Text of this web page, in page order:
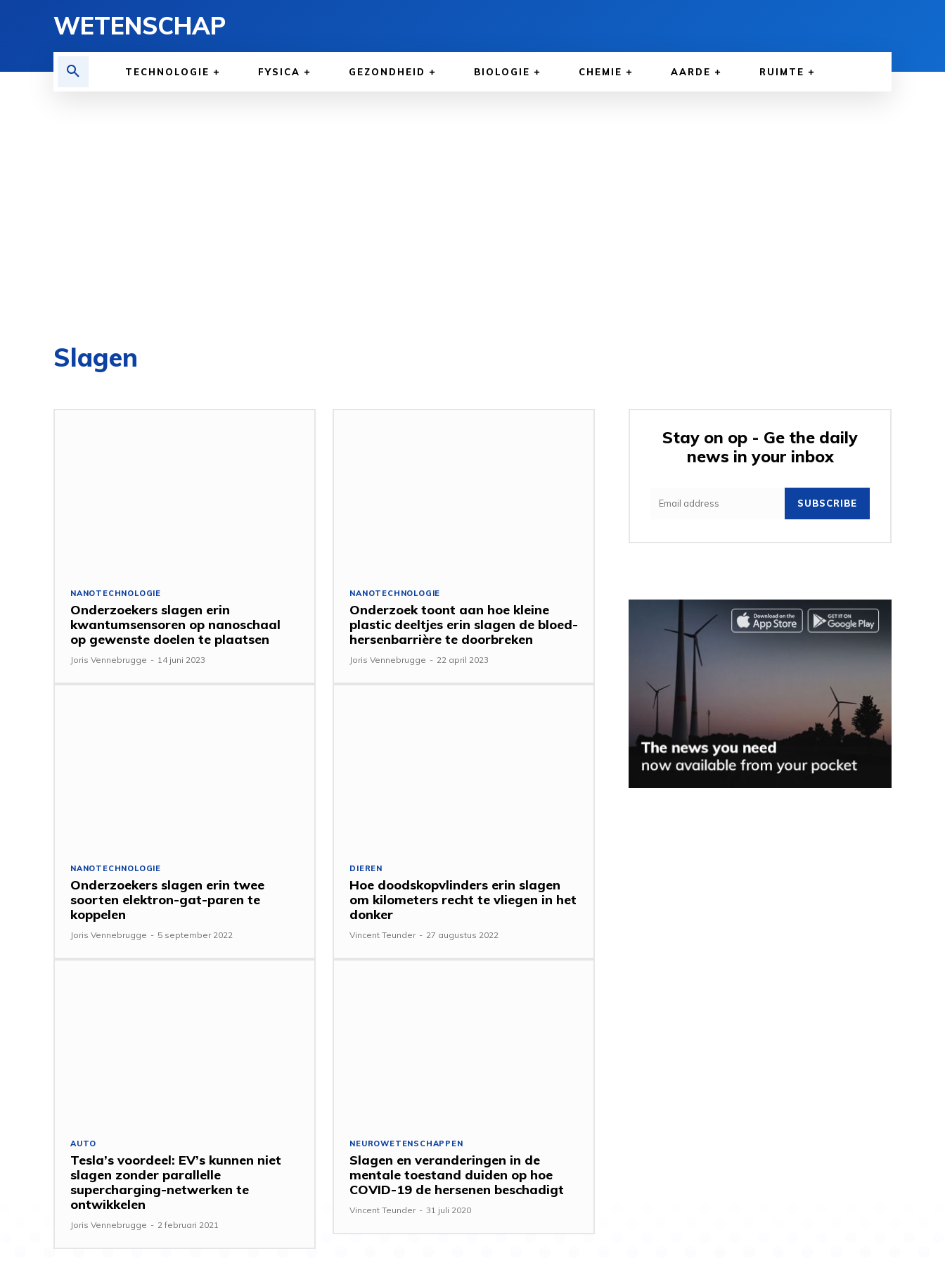
WETENSCHAP
TECHNOLOGIE FYSICA GEZONDHEID BIOLOGIE CHEMIE AARDE RUIMTE
Slagen
NANOTECHNOLOGIE
Onderzoekers slagen erin
kwantumsensoren op nanoschaal
op gewenste doelen te plaatsen
Joris Vennebrugge - 14 juni 2023
NANOTECHNOLOGIE
Onderzoek toont aan hoe kleine
plastic deeltjes erin slagen de bloed-
hersenbarrière te doorbreken
Joris Vennebrugge - 22 april 2023
NANOTECHNOLOGIE
Onderzoekers slagen erin twee
soorten elektron-gat-paren te
koppelen
Joris Vennebrugge - 5 september 2022
DIEREN
Hoe doodskopvlinders erin slagen
om kilometers recht te vliegen in het
donker
Vincent Teunder - 27 augustus 2022
AUTO
Tesla’s voordeel: EV’s kunnen niet
slagen zonder parallelle
supercharging-netwerken te
ontwikkelen
Joris Vennebrugge - 2 februari 2021
NEUROWETENSCHAPPEN
Slagen en veranderingen in de
mentale toestand duiden op hoe
COVID-19 de hersenen beschadigt
Vincent Teunder - 31 juli 2020
Stay on op - Ge the daily
news in your inbox
SUBSCRIBE